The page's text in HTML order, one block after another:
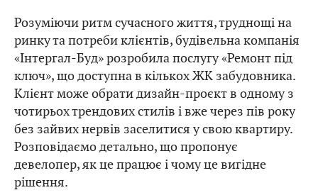
Розуміючи ритм сучасного життя, труднощі на
ринку та потреби клієнтів, будівельна компанія
«Інтергал-Буд» розробила послугу «Ремонт під
ключ», що доступна в кількох ЖК забудовника.
Клієнт може обрати дизайн-проєкт в одному з
чотирьох трендових стилів і вже через пів року
без зайвих нервів заселитися у свою квартиру.
Розповідаємо детально, що пропонує
девелопер, як це працює і чому це вигідне
рішення.